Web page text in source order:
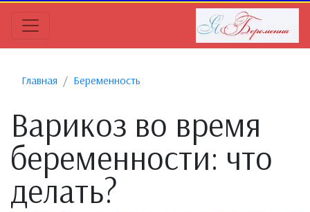
Главная Беременность
Варикоз во время
беременности: что
делать?